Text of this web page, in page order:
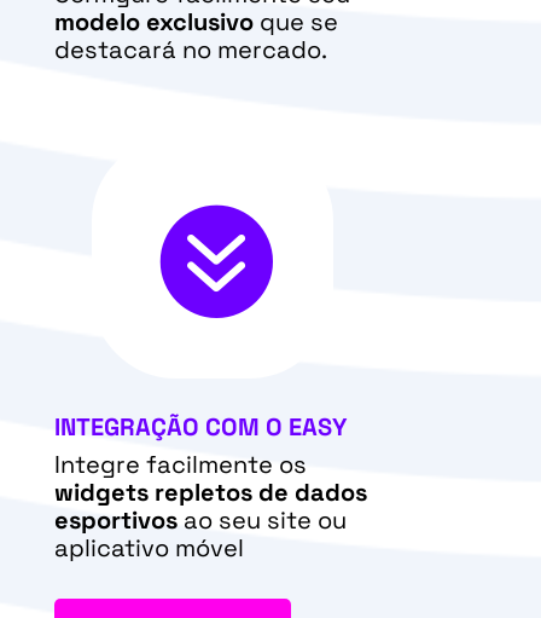
modelo exclusivoque se
destacará no mercado.

INTEGRAÇÃO COM O EASY
Integre facilmente os
widgets repletos de dados
esportivosao seu site ou
aplicativo móvel